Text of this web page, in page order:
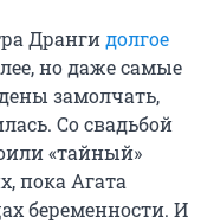
Дрангидолгое
но даже самые
замолчать,
Со свадьбой
«тайный»
пока Агата
беременности. И